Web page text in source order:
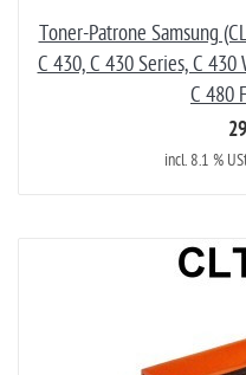
Toner-Patrone Samsung
C 430, C 430 Series, C 430
C 480
incl. 8.1 %